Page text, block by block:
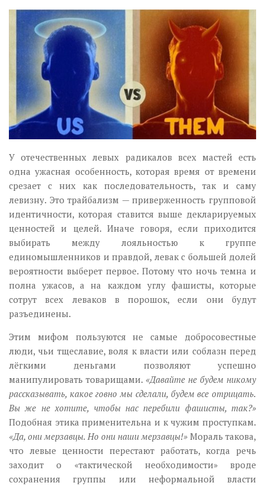
Візуальне
Научпоп
Головне
Inter/antinational
У отечественных левых радикалов всех мастей есть
одна ужасная особенность, которая время от времени
срезает с них как последовательность, так и саму
левизну. Это трайбализм — приверженность групповой
идентичности, которая ставится выше декларируемых
ценностей и целей. Иначе говоря, если приходится
выбирать между лояльностью к группе
единомышленников и правдой, левак с большей долей
вероятности выберет первое. Потому что ночь темна и
полна ужасов, а на каждом углу фашисты, которые
сотрут всех леваков в порошок, если они будут
разъединены.
Этим мифом пользуются не самые добросовестные
люди, чьи тщеславие, воля к власти или соблазн перед
лёгкими деньгами позволяют успешно
манипулировать товарищами. «Давайте не будем никому
рассказывать, какое говно мы сделали, будем все отрицать.
Вы же не хотите, чтобы нас перебили фашисты, так?»
Подобная этика применительна и к чужим проступкам.
«Да, они мерзавцы. Но они наши мерзавцы!» Мораль такова,
что левые ценности перестают работать, когда речь
заходит о «тактической необходимости» вроде
сохранения группы или неформальной власти